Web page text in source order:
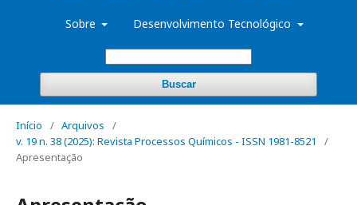
Sobre Desenvolvimento Tecnológico
Buscar
Início / Arquivos
/
v. 19 n. 38 (2025): Revista Processos Químicos - ISSN 1981-8521
/
Apresentação